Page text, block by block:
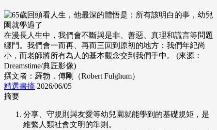
在漫長人生中，我們會不斷與是非、善惡、真理和謊言等問題
纏鬥。我們會一而再、再而三回到原初的地方：我們年紀尚
小，而老師將所有為人的基本觀念交到我們手中。 (來源：
Dreamstime/典匠影像)
撰文者：羅勃．傅剛（Robert Fulghum）
精選書摘 2026/06/05
摘要
分享、守規則與友愛等幼兒園就能學到的基礎規矩，是
維繫人類社會文明的準則。